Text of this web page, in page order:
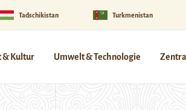
Tadschikistan Turkmenistan
& Kultur Umwelt & Technologie